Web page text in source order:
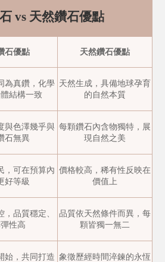
vs 天然鑽石優點
石優點 天然鑽石優點
為真鑽，化學
結構一致
天然生成，具備地球孕育
的自然本質
與色澤幾乎與
石無異
每顆鑽石內含物獨特，展
現自然之美
，可在預算內
好等級
價格較高，稀有性反映在
價值上
，品質穩定、
性高
品質依天然條件而異，每
顆皆獨一無二
始，共同打造 象徵歷經時間淬鍊的永恆